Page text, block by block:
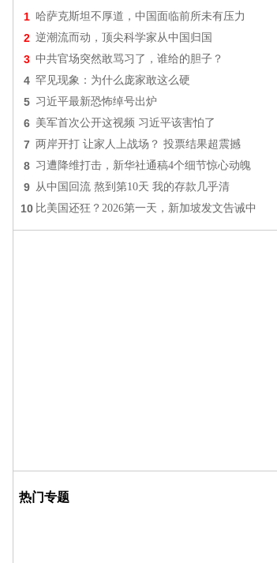
1 哈萨克斯坦不厚道，中国面临前所未有压力
2 逆潮流而动，顶尖科学家从中国归国
3 中共官场突然敢骂习了，谁给的胆子？
4 罕见现象：为什么庞家敢这么硬
5 习近平最新恐怖绰号出炉
6 美军首次公开这视频 习近平该害怕了
7 两岸开打 让家人上战场？ 投票结果超震撼
8 习遭降维打击，新华社通稿4个细节惊心动魄
9 从中国回流 熬到第10天 我的存款几乎清
10 比美国还狂？2026第一天，新加坡发文告诫中
热门专题